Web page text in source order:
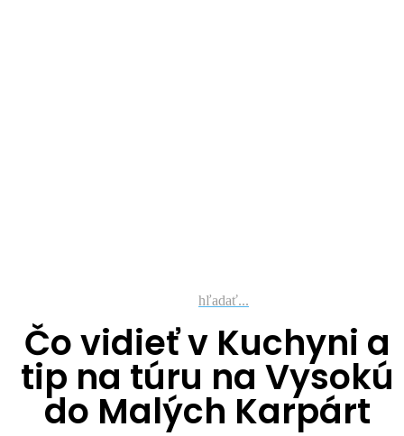
hľadať...
Čo vidieť v Kuchyni a
tip na túru na Vysokú
do Malých Karpárt